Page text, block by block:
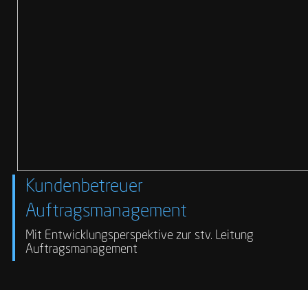
Kundenbetreuer
Auftragsmanagement
Mit Entwicklungsperspektive zur stv. Leitung
Auftragsmanagement